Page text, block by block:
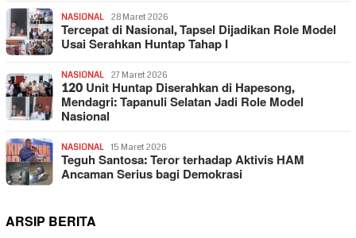
NASIONAL 28 Maret 2026
Tercepat di Nasional, Tapsel Dijadikan Role Model
Usai Serahkan Huntap Tahap I
NASIONAL 27 Maret 2026
120 Unit Huntap Diserahkan di Hapesong,
Mendagri: Tapanuli Selatan Jadi Role Model
Nasional
NASIONAL 15 Maret 2026
Teguh Santosa: Teror terhadap Aktivis HAM
Ancaman Serius bagi Demokrasi
ARSIP BERITA